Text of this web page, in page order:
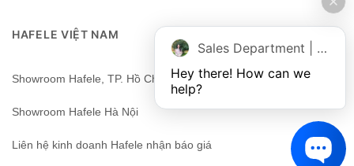
HAFELE VIỆT NAM
Showroom Hafele, TP. Hồ Chí Minh, Việt Nam
Showroom Hafele Hà Nội
Liên hệ kinh doanh Hafele nhận báo giá
Sales Department | Chat online
Hey there! How can we
help?